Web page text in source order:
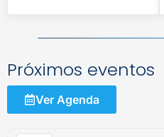
Próximos eventos
Ver Agenda